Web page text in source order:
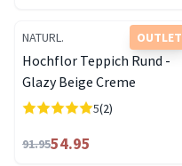
OUTLET
NATURL.
Hochflor Teppich Rund -
Glazy Beige Creme
5(2)
91.9554.95